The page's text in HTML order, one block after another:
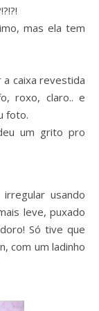
mas ela tem
a caixa revestida
roxo, claro.. e
foto.
um grito pro
usando
leve, puxado
Só tive que
com um ladinho